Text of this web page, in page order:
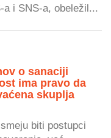
a i SNS-a, obeležil...
o sanaciji
ima pravo da
skuplja
biti postupci